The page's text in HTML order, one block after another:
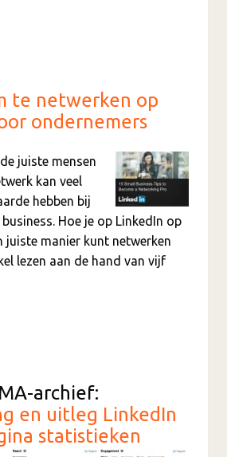
te netwerken op
ondernemers
juiste mensen
kan veel
hebben bij
Hoe je op LinkedIn op
juiste manier kunt netwerken
lezen aan de hand van vijf
archief:
en uitleg LinkedIn
statistieken